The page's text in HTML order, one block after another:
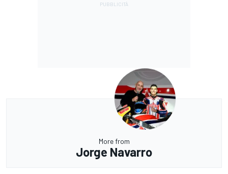
More from
Jorge Navarro